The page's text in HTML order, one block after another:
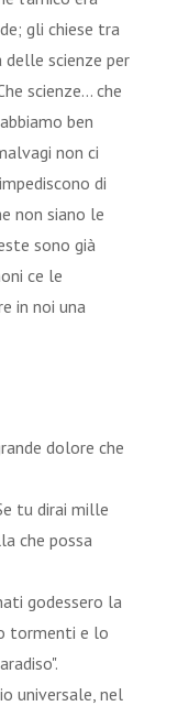
gli chiese tra
scienze per
scienze... che
ben
non ci
di
non siano le
sono già
ce le
in noi una
dolore che
tu dirai mille
che possa
godessero la
tormenti e lo
universale, nel